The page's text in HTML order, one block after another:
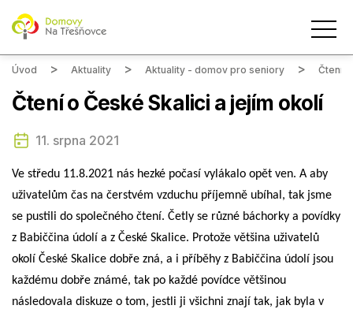
Úvod Aktuality Aktuality - domov pro seniory Čtení
Čtení o České Skalici a jejím okolí
11. srpna 2021
Ve středu 11.8.2021 nás hezké počasí vylákalo opět ven. A aby
uživatelům čas na čerstvém vzduchu příjemně ubíhal, tak jsme
se pustili do společného čtení. Četly se různé báchorky a povídky
z Babiččina údolí a z České Skalice. Protože většina uživatelů
okolí České Skalice dobře zná, a i příběhy z Babiččina údolí jsou
každému dobře známé, tak po každé povídce většinou
následovala diskuze o tom, jestli ji všichni znají tak, jak byla v